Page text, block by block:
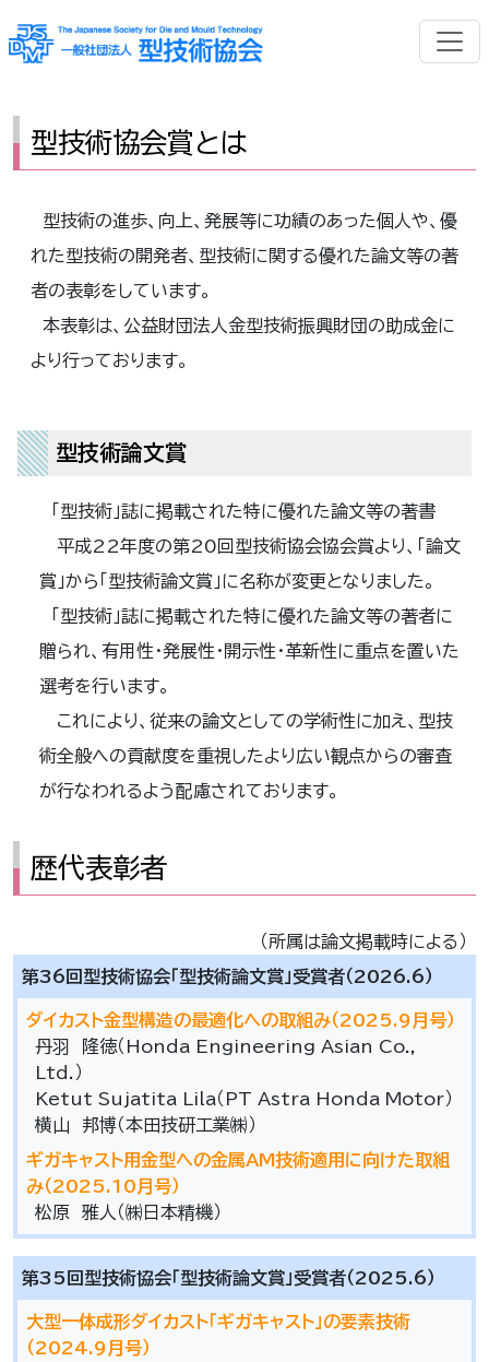
型技術協会賞とは
型技術の進歩、向上、発展等に功績のあった個人や、優
れた型技術の開発者、型技術に関する優れた論文等の著
者の表彰をしています。
本表彰は、公益財団法人金型技術振興財団の助成金に
より行っております。
型技術論文賞
「型技術」誌に掲載された特に優れた論文等の著書
平成22年度の第20回型技術協会協会賞より、「論文
賞」から「型技術論文賞」に名称が変更となりました。
「型技術」誌に掲載された特に優れた論文等の著者に
贈られ、有用性・発展性・開示性・革新性に重点を置いた
選考を行います。
これにより、従来の論文としての学術性に加え、型技
術全般への貢献度を重視したより広い観点からの審査
が行なわれるよう配慮されております。
歴代表彰者
（所属は論文掲載時による）
第36回型技術協会「型技術論文賞」受賞者（2026.6）
ダイカスト金型構造の最適化への取組み（2025.9月号）
丹羽 隆徳（Honda Engineering Asian Co.,
Ltd.）
Ketut Sujatita Lila（PT Astra Honda Motor）
横山 邦博（本田技研工業㈱）
ギガキャスト用金型への金属AM技術適用に向けた取組
み（2025.10月号）
松原 雅人（㈱日本精機）
第35回型技術協会「型技術論文賞」受賞者（2025.6）
大型一体成形ダイカスト「ギガキャスト」の要素技術
（2024.9月号）